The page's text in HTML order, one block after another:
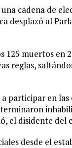
cadena de
desplazó al
muertos en
reglas,
participar en las
el disidente del
desde el